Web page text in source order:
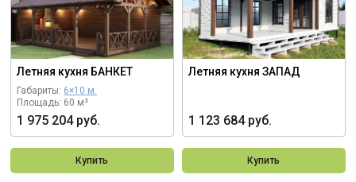
Летняя кухня БАНКЕТ
Габариты: 6×10 м.
Площадь: 60 м²
1 975 204 руб.
Купить
Летняя кухня ЗАПАД
1 123 684 руб.
Купить